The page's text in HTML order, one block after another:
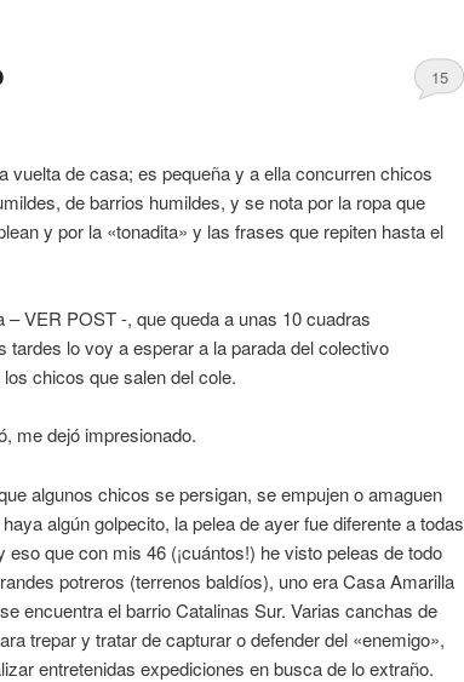
15
vuelta de casa; es pequeña y a ella concurren chicos
de barrios humildes, y se nota por la ropa que
y por la «tonadita» y las frases que repiten hasta el
VER POST -, que queda a unas 10 cuadras
tardes lo voy a esperar a la parada del colectivo
chicos que salen del cole.
me dejó impresionado.
algunos chicos se persigan, se empujen o amaguen
algún golpecito, la pelea de ayer fue diferente a todas
que con mis 46 (¡cuántos!) he visto peleas de todo
potreros (terrenos baldíos), uno era Casa Amarilla
encuentra el barrio Catalinas Sur. Varias canchas de
trepar y tratar de capturar o defender del «enemigo»,
entretenidas expediciones en busca de lo extraño.